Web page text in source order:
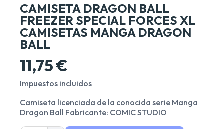
CAMISETA DRAGON BALL
FREEZER SPECIAL FORCES XL
CAMISETAS MANGA DRAGON
BALL
11,75 €
Impuestos incluidos
Camiseta licenciada de la conocida serie Manga
Dragon Ball Fabricante: COMIC STUDIO